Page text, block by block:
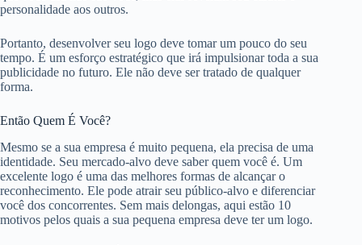
personalidade aos outros.
Portanto, desenvolver seu logo deve tomar um pouco do seu
tempo. É um esforço estratégico que irá impulsionar toda a sua
publicidade no futuro. Ele não deve ser tratado de qualquer
forma.
Então Quem É Você?
Mesmo se a sua empresa é muito pequena, ela precisa de uma
identidade. Seu mercado-alvo deve saber quem você é. Um
excelente logo é uma das melhores formas de alcançar o
reconhecimento. Ele pode atrair seu público-alvo e diferenciar
você dos concorrentes. Sem mais delongas, aqui estão 10
motivos pelos quais a sua pequena empresa deve ter um logo.